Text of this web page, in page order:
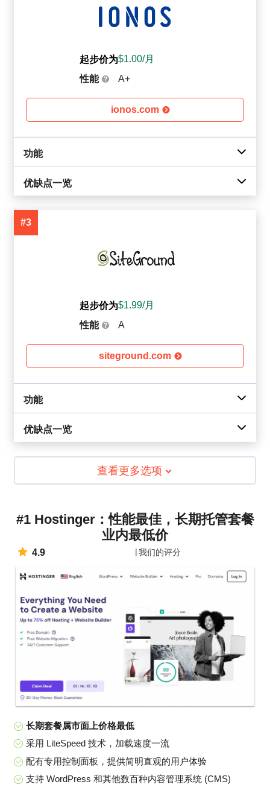
起步价为$1.00/月
性能
A+
ionos.com
功能
优缺点一览
#3
起步价为$1.99/月
性能
A
siteground.com
功能
优缺点一览
查看更多选项
#1 Hostinger：性能最佳，长期托管套餐
业内最低价
4.9 我们的评分
长期套餐属市面上价格最低
采用 LiteSpeed 技术，加载速度一流
配有专用控制面板，提供简明直观的用户体验
支持 WordPress 和其他数百种内容管理系统 (CMS)